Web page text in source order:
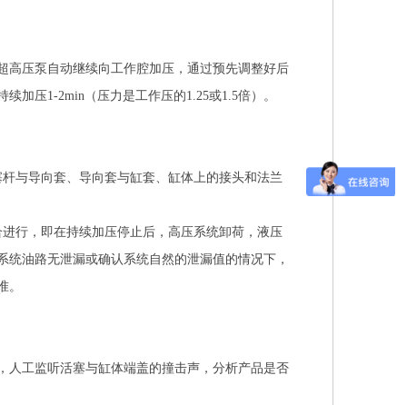
高压泵自动继续向工作腔加压，通过预先调整好后
加压1-2min（压力是工作压的1.25或1.5倍）。
与导向套、导向套与缸套、缸体上的接头和法兰
行，即在持续加压停止后，高压系统卸荷，液压
油路无泄漏或确认系统自然的泄漏值的情况下，
。
人工监听活塞与缸体端盖的撞击声，分析产品是否